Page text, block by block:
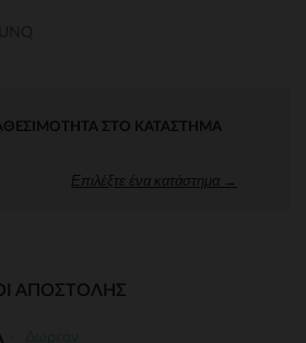
ΣΤΟ ΚΑΤΆΣΤΗΜΑ
Επιλέξτε ένα κατάστημα →
ΑΠΟΣΤΟΛΉΣ